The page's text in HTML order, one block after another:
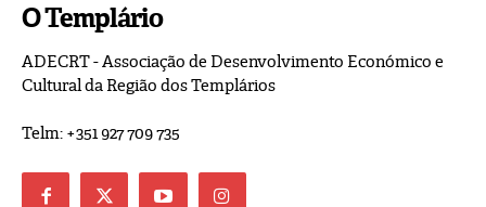
O Templário
ADECRT - Associação de Desenvolvimento Económico e
Cultural da Região dos Templários
Telm: +351 927 709 735